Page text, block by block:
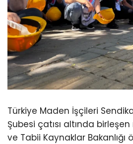
Türkiye Maden İşçileri
Şubesi çatısı altında
ve Tabii Kaynaklar